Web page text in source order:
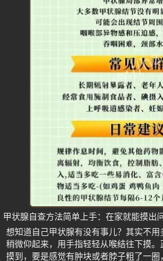
甲状腺自查方法简单上手：在家就能摸出
想知道自己甲状腺有没有事儿？其实不
稍微仰起来，用手指轻轻从喉结往下摸
摸到，要是感觉有肿块或者脖子粗了一